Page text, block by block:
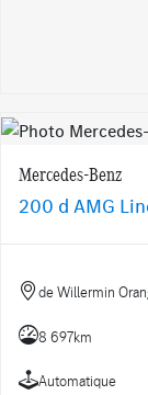
Mercedes-Benz
200 d AMG
de Willermin
8 697km
Automatique